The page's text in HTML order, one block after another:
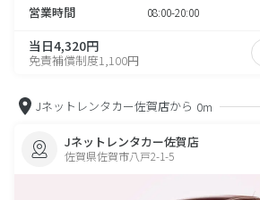
営業時間 08:00-20:00
当日4,320円
免責補償制度1,100円
Jネットレンタカー佐賀店から 0m
Jネットレンタカー佐賀店
佐賀県佐賀市八戸2-1-5